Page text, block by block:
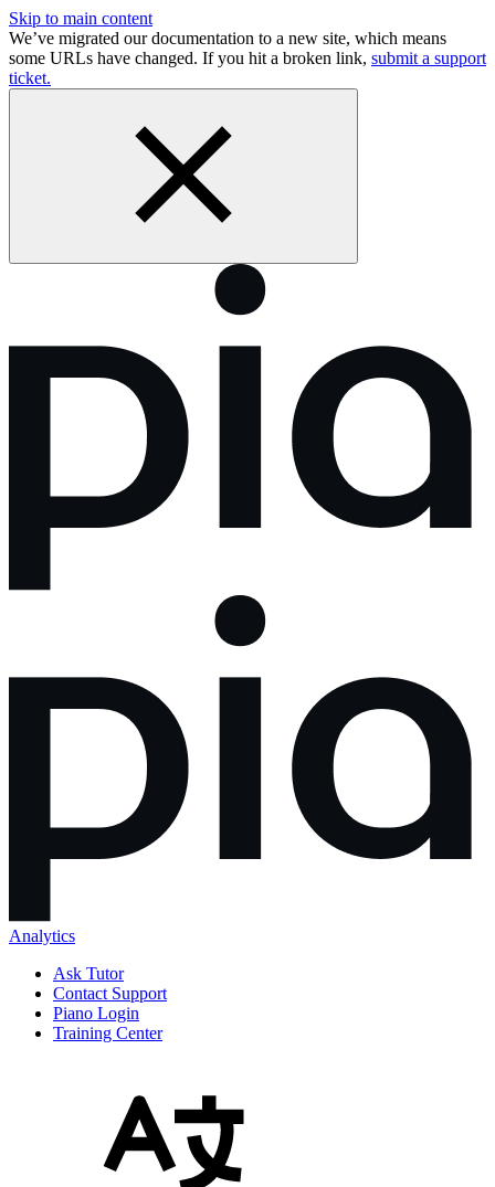
Skip to main content
We’ve migrated our documentation to a new site, which means
some URLs have changed. If you hit a broken link, submit a support
ticket.
Analytics
Ask Tutor
Contact Support
Piano Login
Training Center